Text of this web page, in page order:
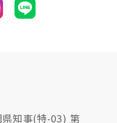
知事(特-03) 第